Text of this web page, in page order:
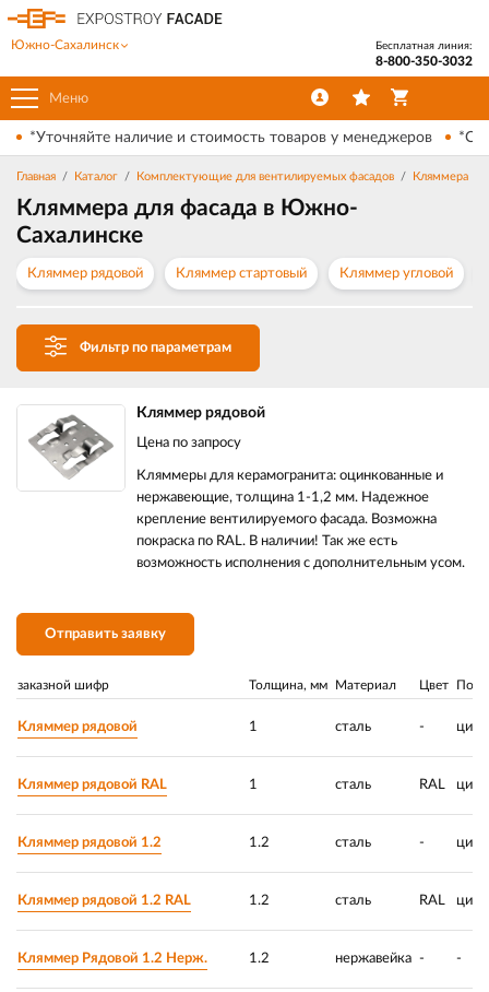
Меню
Южно-Сахалинск Бесплатная линия:
8-800-350-3032
*Уточняйте наличие и стоимость товаров у менеджеров
Главная Каталог Комплектующие для вентилируемых фасадов Кляммера
Кляммера для фасада в Южно-
Сахалинске
Кляммер рядовой Кляммер стартовый Кляммер угловой
Фильтр по параметрам
Кляммер рядовой
Цена по запросу
Кляммеры для керамогранита: оцинкованные и
нержавеющие, толщина 1-1,2 мм. Надежное
крепление вентилируемого фасада. Возможна
покраска по RAL. В наличии! Так же есть
возможность исполнения с дополнительным усом.
Отправить заявку
заказной шифр Толщина, мм Материал Цвет
Кляммер рядовой 1 сталь - цинк
Кляммер рядовой RAL 1 сталь RAL цинк
Кляммер рядовой 1.2 1.2 сталь - цинк
Кляммер рядовой 1.2 RAL 1.2 сталь RAL цинк
Кляммер Рядовой 1.2 Нерж. 1.2 нержавейка - -